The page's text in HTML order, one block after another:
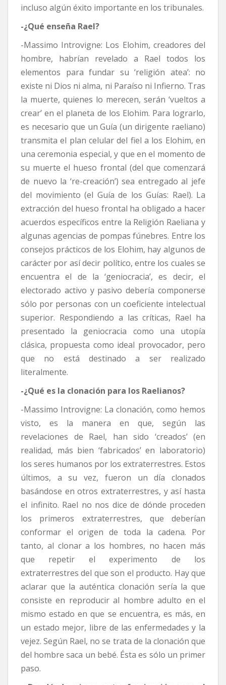
incluso algún éxito importante en los tribunales.
-¿Qué enseña Rael?
-Massimo Introvigne: Los Elohim, creadores del
hombre, habrían revelado a Rael todos los
elementos para fundar su ‘religión atea’: no
existe ni Dios ni alma, ni Paraíso ni Infierno. Tras
la muerte, quienes lo merecen, serán ‘vueltos a
crear’ en el planeta de los Elohim. Para lograrlo,
es necesario que un Guía (un dirigente raeliano)
transmita el plan celular del fiel a los Elohim, en
una ceremonia especial, y que en el momento de
su muerte el hueso frontal (del que comenzará
de nuevo la ‘re-creación’) sea entregado al jefe
del movimiento (el Guía de los Guías: Rael). La
extracción del hueso frontal ha obligado a hacer
acuerdos específicos entre la Religión Raeliana y
algunas agencias de pompas fúnebres. Entre los
consejos prácticos de los Elohim, hay algunos de
carácter por así decir político, entre los cuales se
encuentra el de la ‘geniocracia’, es decir, el
electorado activo y pasivo debería componerse
sólo por personas con un coeficiente intelectual
superior. Respondiendo a las críticas, Rael ha
presentado la geniocracia como una utopía
clásica, propuesta como ideal provocador, pero
que no está destinado a ser realizado
literalmente.
-¿Qué es la clonación para los Raelianos?
-Massimo Introvigne: La clonación, como hemos
visto, es la manera en que, según las
revelaciones de Rael, han sido ‘creados’ (en
realidad, más bien ‘fabricados’ en laboratorio)
los seres humanos por los extraterrestres. Estos
últimos, a su vez, fueron un día clonados
basándose en otros extraterrestres, y así hasta
el infinito. Rael no nos dice de dónde proceden
los primeros extraterrestres, que deberían
conformar el origen de toda la cadena. Por
tanto, al clonar a los hombres, no hacen más
que repetir el experimento de los
extraterrestres del que son el producto. Hay que
aclarar que la auténtica clonación sería la que
consiste en reproducir al hombre adulto en el
mismo estado en que se encuentra, es más, en
un estado mejor, libre de las enfermedades y la
vejez. Según Rael, no se trata de la clonación que
del hombre saca un bebé. Ésta es sólo un primer
paso.